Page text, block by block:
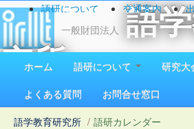
一般財団法人
語
究所
1923（大正12）年創立
語研について 交通案内
お問い合わせ
ホーム 語研について
研究大
よくある質問
お問合せ窓口
語学教育研究所 / 語研カレンダー